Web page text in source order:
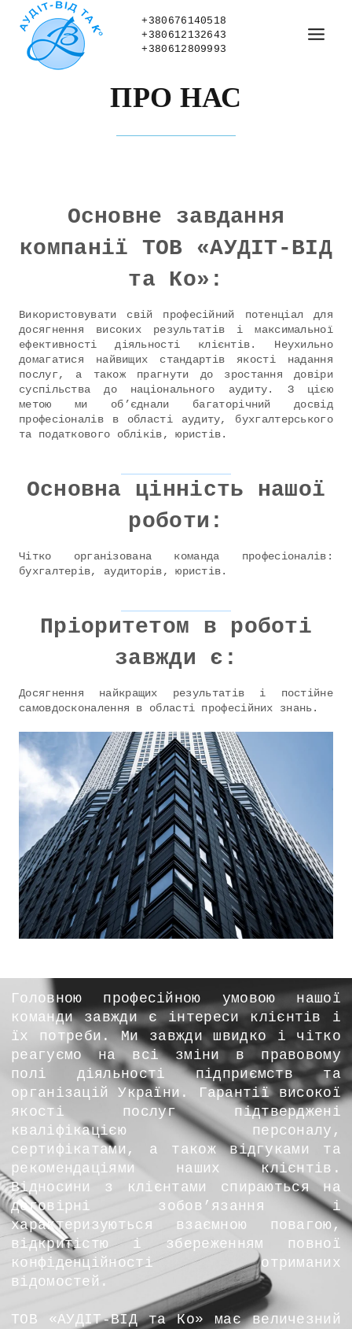
+380676140518
+380612132643
+380612809993
ПРО НАС
Основне завдання
компанії ТОВ «АУДІТ-ВІД
та Ко»:
Використовувати свій професійний потенціал для
досягнення високих результатів і максимальної
ефективності діяльності клієнтів. Неухильно
домагатися найвищих стандартів якості надання
послуг, а також прагнути до зростання довіри
суспільства до національного аудиту. З цією
метою ми об’єднали багаторічний досвід
професіоналів в області аудиту, бухгалтерського
та податкового обліків, юристів.
Основна цінність нашої
роботи:
Чітко організована команда професіоналів:
бухгалтерів, аудиторів, юристів.
Пріоритетом в роботі
завжди є:
Досягнення найкращих результатів і постійне
самовдосконалення в області професійних знань.
Головною професійною умовою нашої
команди завжди є інтереси клієнтів і
їх потреби. Ми завжди швидко і чітко
реагуємо на всі зміни в правовому
полі діяльності підприємств та
організацій України. Гарантії високої
якості послуг підтверджені
кваліфікацією персоналу,
сертифікатами, а також відгуками та
рекомендаціями наших клієнтів.
Відносини з клієнтами спираються на
договірні зобов’язання і
характеризуються взаємною повагою,
відкритістю і збереженням повної
конфіденційності отриманих
відомостей.
ТОВ «АУДІТ-ВІД та Ко» має величезний